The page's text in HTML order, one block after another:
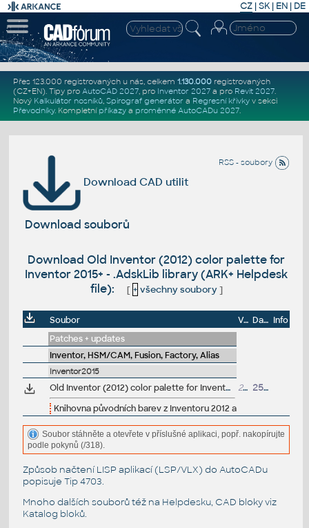
CZ | SK| EN | DE
Přes 123.000 registrovaných u nás, celkem 1.130.000registrovaných
(CZ+EN). Tipy pro AutoCAD 2027, pro Inventor 2027a pro Revit 2027.
Nový Kalkulátor nosníků, Spirograf generátor a Regresní křivkyv sekci
Převodníky. Kompletní příkazya proměnné AutoCADu 2027.
RSS - soubory
Download CAD utilit
Download souborů
Download Old Inventor (2012) color palette for
Inventor 2015+ - .AdskLib library (ARK+ Helpdesk
file):
[ + všechny soubory]
Soubor Velikost Datum Info
Patches + updates
Inventor, HSM/CAM, Fusion, Factory, Alias
Inventor2015
Old Inventor (2012) color palette for Inventor 2015+ - .AdskLib library (ARK+ Helpdesk file)
Knihovna původních barev z Inventoru 2012 a starších
2MB 25.7.2015
Soubor stáhněte a otevřete v příslušné aplikaci, popř. nakopírujte
podle pokynů (/318).
Způsob načtení LISP aplikací (LSP/VLX) do AutoCADu
popisuje Tip 4703.
Mnoho dalších souborů též na Helpdesku, CAD bloky viz
Katalog bloků.